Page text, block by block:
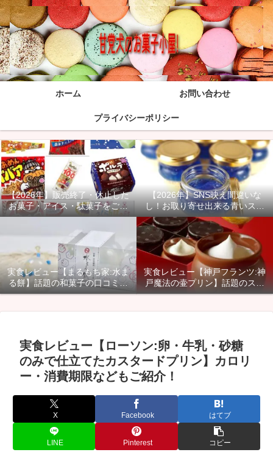
ホーム お問い合わせ
プライバシーポリシー
【2026年】販売終了・休止した
お菓子・アイス・駄菓子をご紹
介！
【2026年】SNS映え間違いな
し！お取り寄せ出来る青いスイ
ーツ商品をご紹介！
実食レビュー【まるもち家:水ま
る餅】話題の和菓子の口コミ・
カロリー・賞味期限などご紹
実食レビュー【神戸フランツ:神
戸魔法の壷プリン】話題のスイ
ーツのカロリー・口コミ・賞味
実食レビュー【ローソン:卵・牛乳・砂糖
のみで仕立てたカスタードプリン】カロリ
ー・消費期限などもご紹介！
X Facebook はてブ
LINE Pinterest コピー